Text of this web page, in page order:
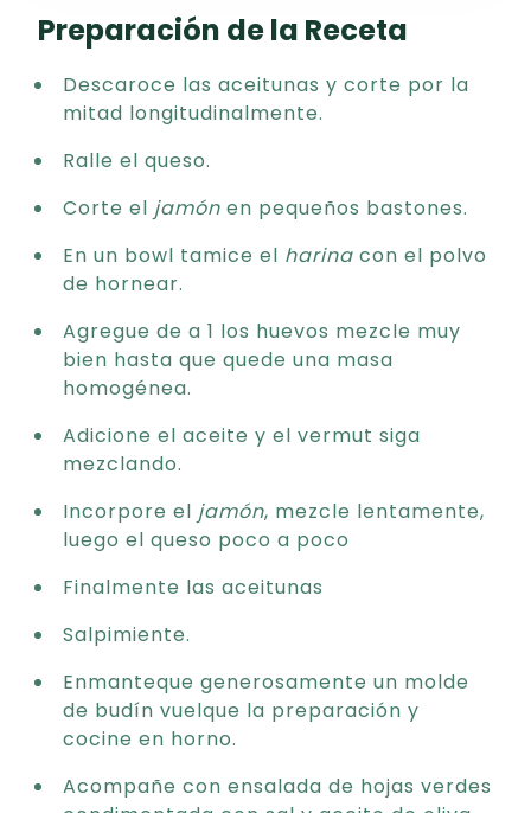
Preparación de la Receta
Descaroce las aceitunas y corte por la
mitad longitudinalmente.
Ralle el queso.
Corte el jamón en pequeños bastones.
En un bowl tamice el harina con el polvo
de hornear.
Agregue de a 1 los huevos mezcle muy
bien hasta que quede una masa
homogénea.
Adicione el aceite y el vermut siga
mezclando.
Incorpore el jamón, mezcle lentamente,
luego el queso poco a poco
Finalmente las aceitunas
Salpimiente.
Enmanteque generosamente un molde
de budín vuelque la preparación y
cocine en horno.
Acompañe con ensalada de hojas verdes